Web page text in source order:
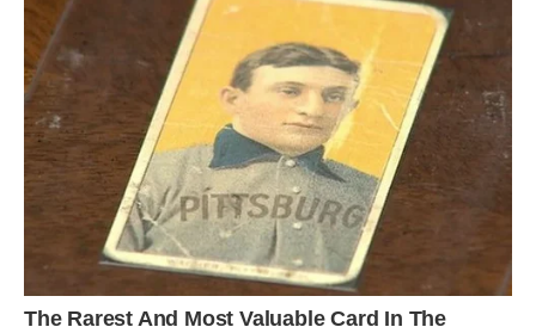
– Я залишив їм двокімнатну квартиру, грошима
допомагаю. Не звертайте уваги!
А через два місяці Людмила з дітьми з’їхала. І стало
Степану так порожньо і самотньо, як ніколи… Прийшов
тоді він до неї в нову квартиру і запропонував разом
повечеряти. Жінка посміхнулася і радісно закивала.